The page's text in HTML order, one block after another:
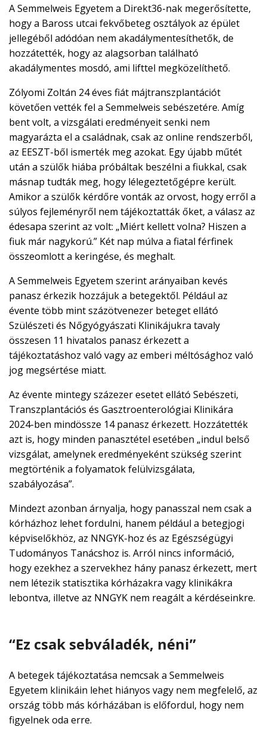
A Semmelweis Egyetem a Direkt36-nak megerősítette,
hogy a Baross utcai fekvőbeteg osztályok az épület
jellegéből adódóan nem akadálymentesíthetők, de
hozzátették, hogy az alagsorban található
akadálymentes mosdó, ami lifttel megközelíthető.
Zólyomi Zoltán 24 éves fiát májtranszplantációt
követően vették fel a Semmelweis sebészetére. Amíg
bent volt, a vizsgálati eredményeit senki nem
magyarázta el a családnak, csak az online rendszerből,
az EESZT-ből ismerték meg azokat. Egy újabb műtét
után a szülők hiába próbáltak beszélni a fiukkal, csak
másnap tudták meg, hogy lélegeztetőgépre került.
Amikor a szülők kérdőre vonták az orvost, hogy erről a
súlyos fejleményről nem tájékoztatták őket, a válasz az
édesapa szerint az volt: „Miért kellett volna? Hiszen a
fiuk már nagykorú.” Két nap múlva a fiatal férfinek
összeomlott a keringése, és meghalt.
A Semmelweis Egyetem szerint arányaiban kevés
panasz érkezik hozzájuk a betegektől. Például az
évente több mint százötvenezer beteget ellátó
Szülészeti és Nőgyógyászati Klinikájukra tavaly
összesen 11 hivatalos panasz érkezett a
tájékoztatáshoz való vagy az emberi méltósághoz való
jog megsértése miatt.
Az évente mintegy százezer esetet ellátó Sebészeti,
Transzplantációs és Gasztroenterológiai Klinikára
2024-ben mindössze 14 panasz érkezett. Hozzátették
azt is, hogy minden panasztétel esetében „indul belső
vizsgálat, amelynek eredményeként szükség szerint
megtörténik a folyamatok felülvizsgálata,
szabályozása”.
Mindezt azonban árnyalja, hogy panasszal nem csak a
kórházhoz lehet fordulni, hanem például a betegjogi
képviselőkhöz, az NNGYK-hoz és az Egészségügyi
Tudományos Tanácshoz is. Arról nincs információ,
hogy ezekhez a szervekhez hány panasz érkezett, mert
nem létezik statisztika kórházakra vagy klinikákra
lebontva, illetve az NNGYK nem reagált a kérdéseinkre.
“Ez csak sebváladék, néni”
A betegek tájékoztatása nemcsak a Semmelweis
Egyetem klinikáin lehet hiányos vagy nem megfelelő, az
ország több más kórházában is előfordul, hogy nem
figyelnek oda erre.